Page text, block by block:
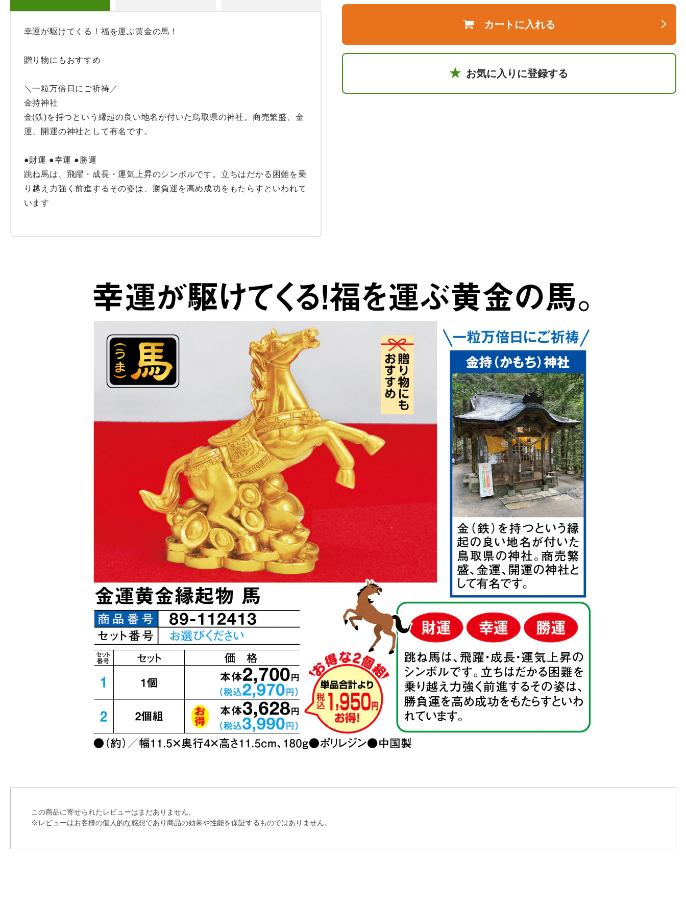
幸運が駆けてくる！福を運ぶ黄金の馬！
贈り物にもおすすめ
＼一粒万倍日にご祈祷／
金持神社
金(鉄)を持つという縁起の良い地名が付いた鳥取県の神社。商売繁盛、金
運、開運の神社として有名です。
●財運 ●幸運 ●勝運
跳ね馬は、飛躍・成長・運気上昇のシンボルです。立ちはだかる困難を乗
り越え力強く前進するその姿は、勝負運を高め成功をもたらすといわれて
います
カートに入れる
お気に入りに登録する
この商品に寄せられたレビューはまだありません。
※レビューはお客様の個人的な感想であり商品の効果や性能を保証するものではありません。